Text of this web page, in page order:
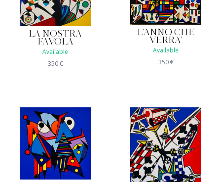
LA NOSTRA
FAVOLA
Available
350€
L'ANNO CHE
VERRA'
Available
350€